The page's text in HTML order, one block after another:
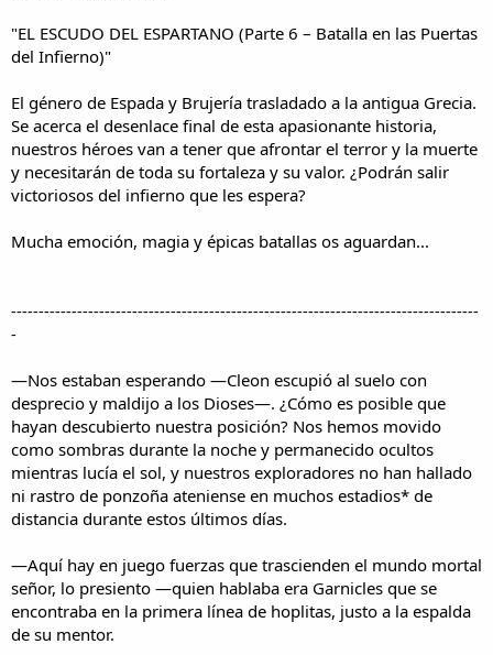
"EL ESCUDO DEL ESPARTANO (Parte 6 – Batalla en las Puertas
del Infierno)"
El género de Espada y Brujería trasladado a la antigua Grecia.
Se acerca el desenlace final de esta apasionante historia,
nuestros héroes van a tener que afrontar el terror y la muerte
y necesitarán de toda su fortaleza y su valor. ¿Podrán salir
victoriosos del infierno que les espera?
Mucha emoción, magia y épicas batallas os aguardan...
-------------------------------------------------------------------------------------
-
—Nos estaban esperando —Cleon escupió al suelo con
desprecio y maldijo a los Dioses—. ¿Cómo es posible que
hayan descubierto nuestra posición? Nos hemos movido
como sombras durante la noche y permanecido ocultos
mientras lucía el sol, y nuestros exploradores no han hallado
ni rastro de ponzoña ateniense en muchos estadios* de
distancia durante estos últimos días.
—Aquí hay en juego fuerzas que trascienden el mundo mortal
señor, lo presiento —quien hablaba era Garnicles que se
encontraba en la primera línea de hoplitas, justo a la espalda
de su mentor.